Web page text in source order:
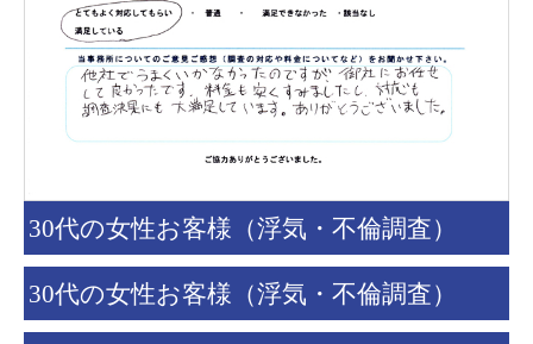
30代の女性お客様（浮気・不倫調査）
30代の女性お客様（浮気・不倫調査）